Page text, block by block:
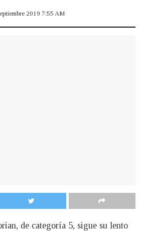
2019 7:55 AM
de categoría 5, sigue su lento